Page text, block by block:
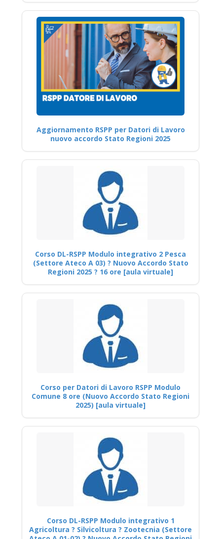
Aggiornamento RSPP per Datori di Lavoro
nuovo accordo Stato Regioni 2025
Corso DL-RSPP Modulo integrativo 2 Pesca
(Settore Ateco A 03) ? Nuovo Accordo Stato
Regioni 2025 ? 16 ore [aula virtuale]
Corso per Datori di Lavoro RSPP Modulo
Comune 8 ore (Nuovo Accordo Stato Regioni
2025) [aula virtuale]
Corso DL-RSPP Modulo integrativo 1
Agricoltura ? Silvicoltura ? Zootecnia (Settore